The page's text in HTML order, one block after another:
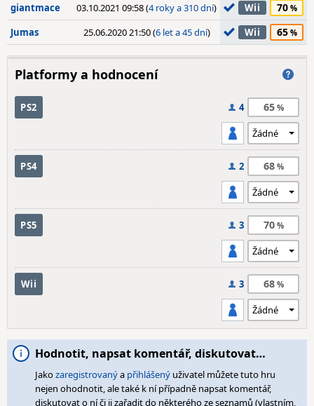
giantmace 03.10.2021 09:58 (4 roky a 310 dní) Wii 70
Jumas 25.06.2020 21:50 (6 let a 45 dní) Wii 65
Platformy a hodnocení
PS2 4 65
PS4 2 68
PS5 3 70
Wii 3 68
Hodnotit, napsat komentář, diskutovat…
Jakozaregistrovanýa přihlášený uživatel můžete tuto hru
nejen ohodnotit, ale také k ní případně napsat komentář,
diskutovat o ní či ji zařadit do některého ze seznamů (vlastním,